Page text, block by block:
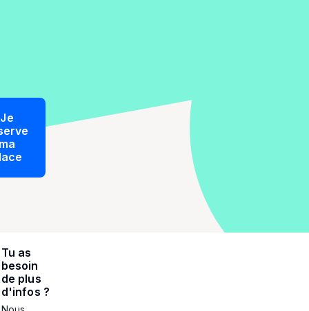
Je
Tu as
besoin
de plus
d'infos ?